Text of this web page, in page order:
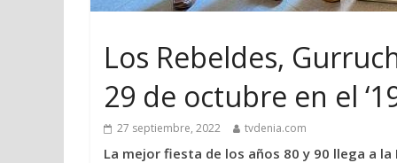
Los Rebeldes,
29 de octubre en el
27 septiembre, 2022 tvdenia.com
La mejor fiesta de los años 80 y 90 llega a